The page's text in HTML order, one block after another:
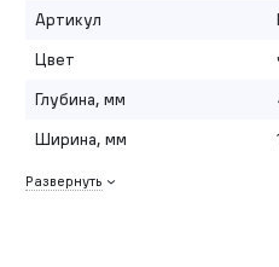
Артикул
Цвет
Глубина, мм
Ширина, мм
Развернуть